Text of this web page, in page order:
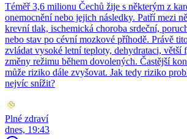
Téměř 3,6 milionu Čechů žije s některým z
onemocnění nebo jejich následky. Patří mezi
krevní tlak, ischemická choroba srdeční,
nebo stav po cévní mozkové příhodě. Právě
zvládat vysoké letní teploty, dehydrataci, větší
změny režimu během dovolených. Častější
může riziko dále zvyšovat. Jak tedy riziko
nejvíc snížit?
Plné zdraví
dnes, 19:43